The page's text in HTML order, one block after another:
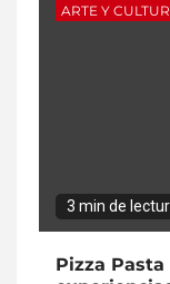
ARTE Y
3 min de
Pizza